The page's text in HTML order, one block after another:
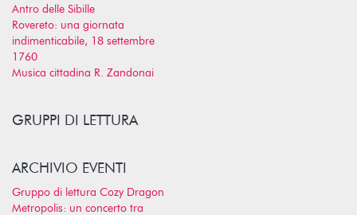
Antro delle Sibille
Rovereto: una giornata
indimenticabile, 18 settembre
1760
Musica cittadina R. Zandonai
GRUPPI DI LETTURA
ARCHIVIO EVENTI
Gruppo di lettura Cozy Dragon
Metropolis: un concerto tra